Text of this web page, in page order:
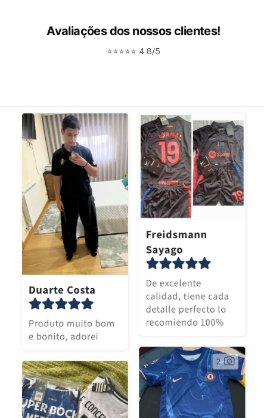
Avaliações dos nossos clientes!
⭐⭐⭐⭐⭐ 4.8/5